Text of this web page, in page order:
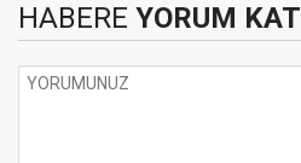
HABERE YORUM KAT